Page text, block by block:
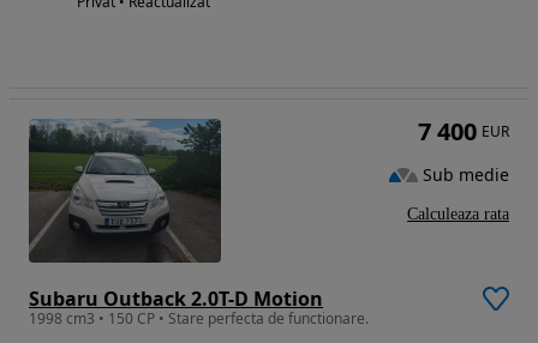
Subaru Outback 2.0T-D Motion
1998 cm3 • 150 CP • Stare perfecta de functionare.
7 400 EUR
Sub medie
Calculeaza rata